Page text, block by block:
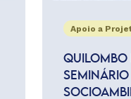
Apoio a
QUILOMBO
SEMINÁRIO